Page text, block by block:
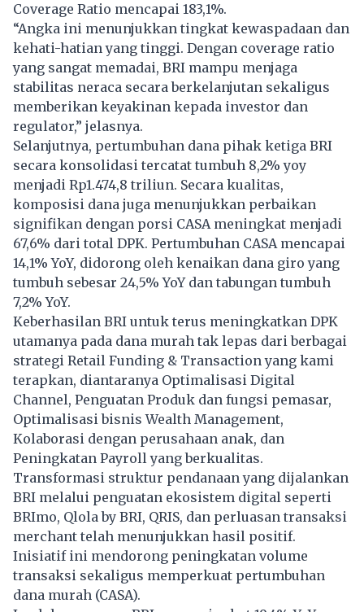
Coverage Ratio mencapai 183,1%.
“Angka ini menunjukkan tingkat kewaspadaan dan
kehati-hatian yang tinggi. Dengan coverage ratio
yang sangat memadai, BRI mampu menjaga
stabilitas neraca secara berkelanjutan sekaligus
memberikan keyakinan kepada investor dan
regulator,” jelasnya.
Selanjutnya, pertumbuhan dana pihak ketiga BRI
secara konsolidasi tercatat tumbuh 8,2% yoy
menjadi Rp1.474,8 triliun. Secara kualitas,
komposisi dana juga menunjukkan perbaikan
signifikan dengan porsi CASA meningkat menjadi
67,6% dari total DPK. Pertumbuhan CASA mencapai
14,1% YoY, didorong oleh kenaikan dana giro yang
tumbuh sebesar 24,5% YoY dan tabungan tumbuh
7,2% YoY.
Keberhasilan BRI untuk terus meningkatkan DPK
utamanya pada dana murah tak lepas dari berbagai
strategi Retail Funding & Transaction yang kami
terapkan, diantaranya Optimalisasi Digital
Channel, Penguatan Produk dan fungsi pemasar,
Optimalisasi bisnis Wealth Management,
Kolaborasi dengan perusahaan anak, dan
Peningkatan Payroll yang berkualitas.
Transformasi struktur pendanaan yang dijalankan
BRI melalui penguatan ekosistem digital seperti
BRImo, Qlola by BRI, QRIS, dan perluasan transaksi
merchant telah menunjukkan hasil positif.
Inisiatif ini mendorong peningkatan volume
transaksi sekaligus memperkuat pertumbuhan
dana murah (CASA).